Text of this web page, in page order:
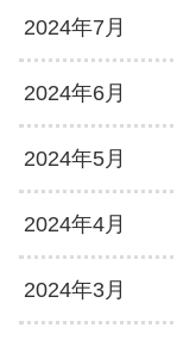
2024年7月
2024年6月
2024年5月
2024年4月
2024年3月